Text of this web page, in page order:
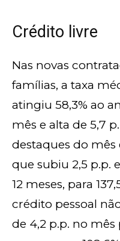
Crédito livre
Nas novas
famílias, a taxa
atingiu 58,3% ao
mês e alta de 5,7
destaques do mês
que subiu 2,5 p.p.
12 meses, para
crédito pessoal
de 4,2 p.p. no mês